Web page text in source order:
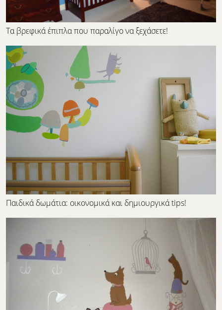
Τα βρεφικά έπιπλα που παραλίγο να ξεχάσετε!
Παιδικά δωμάτια: οικονομικά και δημιουργικά tips!